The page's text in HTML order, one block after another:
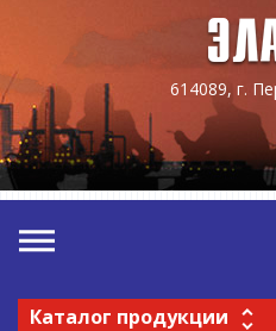
614089, г.
Каталог продукции